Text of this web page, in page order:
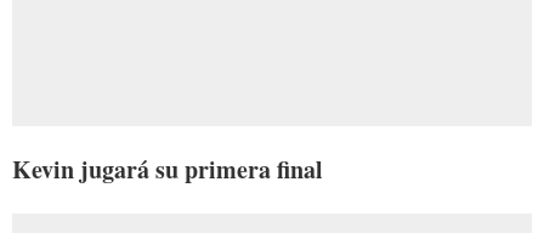
Kevin jugará su primera final